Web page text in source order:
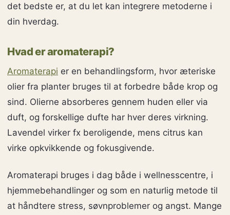
det bedste er, at du let kan integrere metoderne i
din hverdag.
Hvad er aromaterapi?
Aromaterapi er en behandlingsform, hvor æteriske
olier fra planter bruges til at forbedre både krop og
sind. Olierne absorberes gennem huden eller via
duft, og forskellige dufte har hver deres virkning.
Lavendel virker fx beroligende, mens citrus kan
virke opkvikkende og fokusgivende.
Aromaterapi bruges i dag både i wellnesscentre, i
hjemmebehandlinger og som en naturlig metode til
at håndtere stress, søvnproblemer og angst. Mange